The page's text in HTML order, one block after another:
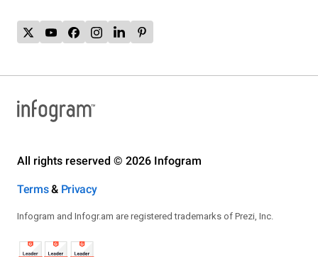
All rights reserved © 2026 Infogram
Terms& Privacy
Infogram and Infogr.am are registered trademarks of Prezi, Inc.